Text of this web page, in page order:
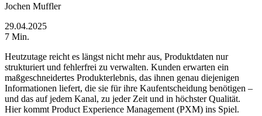
Jochen Muffler
29.04.2025
7 Min.
Heutzutage reicht es längst nicht mehr aus, Produktdaten nur
strukturiert und fehlerfrei zu verwalten. Kunden erwarten ein
maßgeschneidertes Produkterlebnis, das ihnen genau diejenigen
Informationen liefert, die sie für ihre Kaufentscheidung benötigen –
und das auf jedem Kanal, zu jeder Zeit und in höchster Qualität.
Hier kommt Product Experience Management (PXM) ins Spiel.